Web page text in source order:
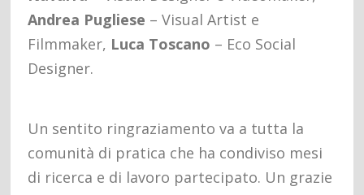
Andrea Pugliese – Visual Artist e
Filmmaker, Luca Toscano – Eco Social
Designer.
Un sentito ringraziamento va a tutta la
comunità di pratica che ha condiviso mesi
di ricerca e di lavoro partecipato. Un grazie